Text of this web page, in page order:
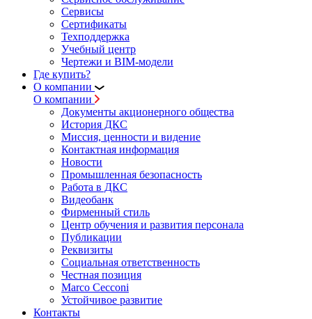
Сервисы
Сертификаты
Техподдержка
Учебный центр
Чертежи и BIM-модели
Где купить?
О компании
О компании
Документы акционерного общества
История ДКС
Миссия, ценности и видение
Контактная информация
Новости
Промышленная безопасность
Работа в ДКС
Видеобанк
Фирменный стиль
Центр обучения и развития персонала
Публикации
Реквизиты
Социальная ответственность
Честная позиция
Marco Cecconi
Устойчивое развитие
Контакты